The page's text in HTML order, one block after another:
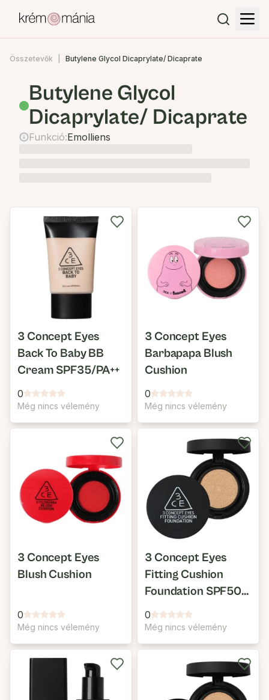
Összetevők Butylene Glycol Dicaprylate/ Dicaprate
Butylene Glycol
Dicaprylate/ Dicaprate
Funkció:Emolliens
3 Concept Eyes
Back To Baby BB
Cream SPF35/PA++
0
Még nincs vélemény
3 Concept Eyes
Barbapapa Blush
Cushion
0
Még nincs vélemény
3 Concept Eyes
Blush Cushion
0
Még nincs vélemény
3 Concept Eyes
Fitting Cushion
Foundation SPF50+
/ PA+++
0
Még nincs vélemény